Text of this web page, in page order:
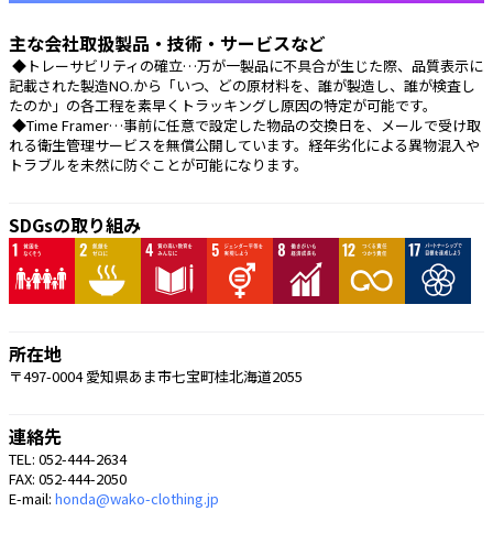
主な会社取扱製品・技術・サービスなど
記載された製造NO.から「いつ、どの原材料を、誰が製造し、誰が検査し
たのか」の各工程を素早くトラッキングし原因の特定が可能です。
れる衛生管理サービスを無償公開しています。経年劣化による異物混入や
トラブルを未然に防ぐことが可能になります。
SDGsの取り組み
所在地
〒497-0004 愛知県あま市七宝町桂北海道2055
連絡先
TEL: 052-444-2634
FAX: 052-444-2050
E-mail: honda@wako-clothing.jp